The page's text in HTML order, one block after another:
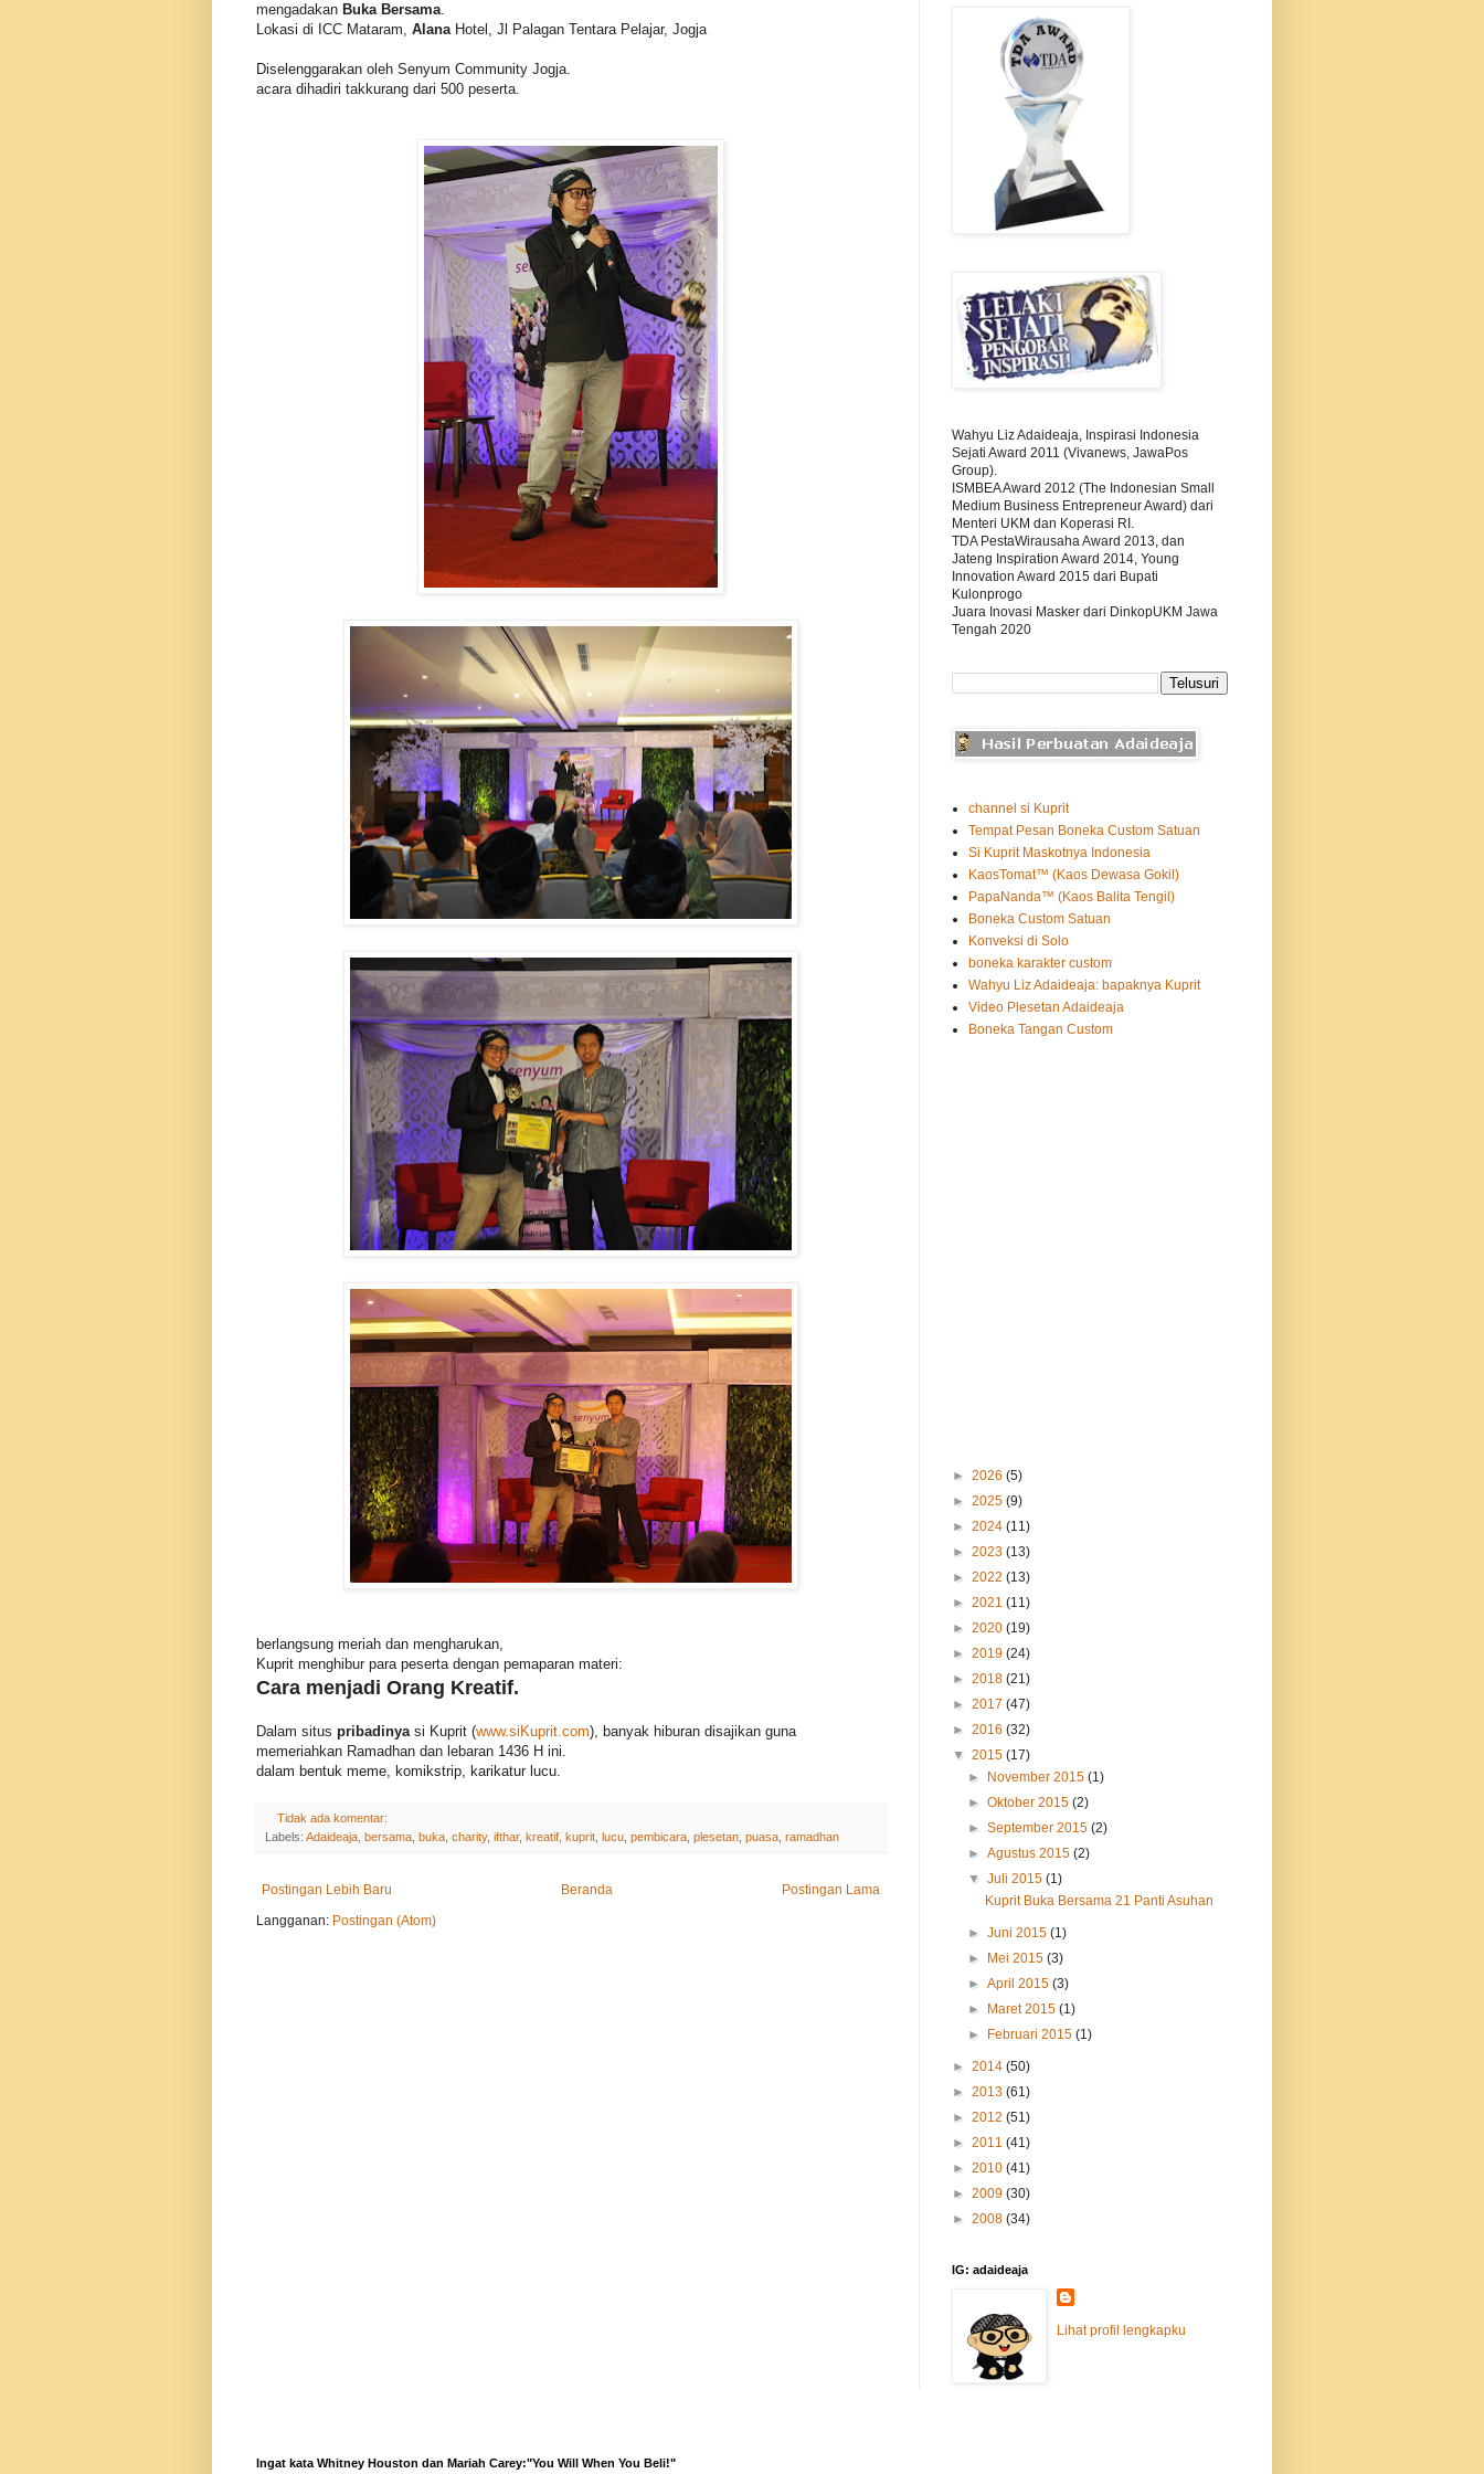
mengadakan Buka Bersama
Lokasi di ICC Mataram, Alana Hotel, Jl Palagan Tentara Pelajar, Jogja
Diselenggarakan oleh Senyum Community Jogja.
acara dihadiri takkurang dari 500 peserta.
berlangsung meriah dan mengharukan,
Kuprit menghibur para peserta dengan pemaparan materi:
Cara menjadi Orang Kreatif.
Dalam situs pribadinya si Kuprit (www.siKuprit.com), banyak hiburan disajikan guna
memeriahkan Ramadhan dan lebaran 1436 H ini.
dalam bentuk meme, komikstrip, karikatur lucu.
Tidak ada komentar:
Labels: Adaideaja bersama buka charity, ifthar, kreatif kuprit lucu pembicara plesetan puasa ramadhan
Postingan Lebih Baru Postingan Lama
Beranda
Langganan: Postingan (Atom)
Wahyu Liz Adaideaja, Inspirasi Indonesia
Sejati Award 2011 (Vivanews, JawaPos
Group).
ISMBEA Award 2012 (The Indonesian Small
Medium Business Entrepreneur Award) dari
Menteri UKM dan Koperasi RI.
TDA PestaWirausaha Award 2013, dan
Jateng Inspiration Award 2014, Young
Innovation Award 2015 dari Bupati
Kulonprogo
Juara Inovasi Masker dari DinkopUKM Jawa
Tengah 2020
channel si Kuprit
Tempat Pesan Boneka Custom Satuan
Si Kuprit Maskotnya Indonesia
KaosTomat™ (Kaos Dewasa Gokil)
PapaNanda™ (Kaos Balita Tengil)
Boneka Custom Satuan
Konveksi di Solo
boneka karakter custom
Wahyu Liz Adaideaja: bapaknya Kuprit
Video Plesetan Adaideaja
Boneka Tangan Custom
► 2026 (5)
► 2025 (9)
► 2024 (11)
► 2023 (13)
► 2022 (13)
► 2021 (11)
► 2020 (19)
► 2019 (24)
► 2018 (21)
► 2017 (47)
► 2016 (32)
▼ 2015 (17)
► November 2015(1)
►Oktober 2015(2)
►September 2015(2)
►Agustus 2015(2)
▼Juli 2015(1)
Kuprit Buka Bersama 21 Panti Asuhan
►Juni 2015(1)
► Mei 2015(3)
►April 2015(3)
► Maret 2015(1)
► Februari 2015(1)
► 2014 (50)
► 2013 (61)
► 2012 (51)
► 2011 (41)
► 2010 (41)
► 2009 (30)
► 2008 (34)
IG: adaideaja
Lihat profil lengkapku
Ingat kata Whitney Houston dan Mariah Carey:"You Will When You Beli!"